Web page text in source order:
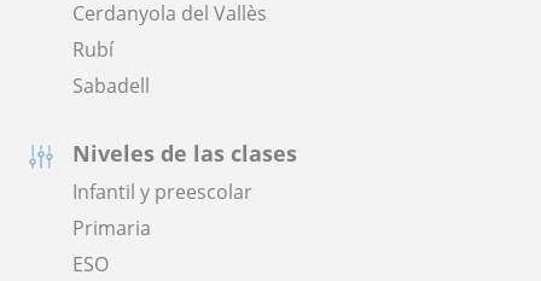
Cerdanyola del Vallès
Rubí
Sabadell
Niveles de las clases
Infantil y preescolar
Primaria
ESO